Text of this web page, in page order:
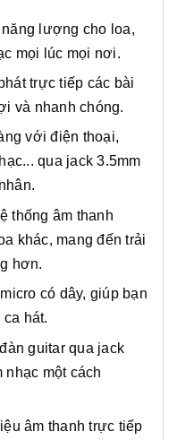
lượng cho loa,
mọi lúc mọi nơi.
trực tiếp các bài
và nhanh chóng.
với điện thoại,
qua jack 3.5mm
thống âm thanh
khác, mang đến trải
hơn.
có dây, giúp bạn
hát.
guitar qua jack
nhạc một cách
âm thanh trực tiếp